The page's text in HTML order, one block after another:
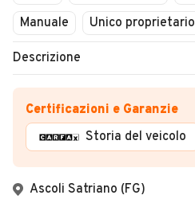
Manuale
Unico proprietario
Descrizione
Certificazioni e Garanzie
Storia del veicolo
Ascoli Satriano (FG)